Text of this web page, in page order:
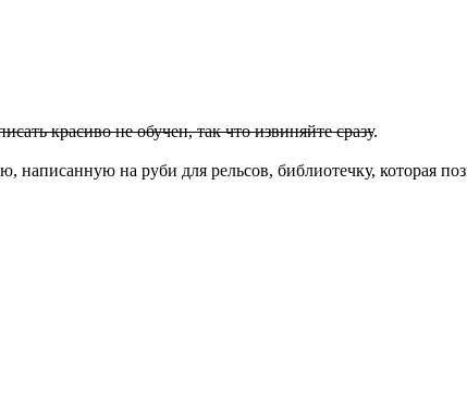
красиво не обучен, так что извиняйте сразу.
написанную на руби для рельсов, библиотечку, которая